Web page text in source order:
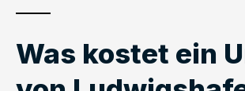
Was kostet ein